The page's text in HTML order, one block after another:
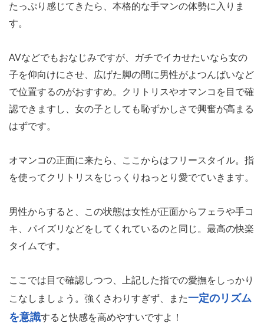
たっぷり感じてきたら、本格的な手マンの体勢に入りま
す。
AVなどでもおなじみですが、ガチでイカせたいなら女の
子を仰向けにさせ、広げた脚の間に男性がよつんばいなど
で位置するのがおすすめ。クリトリスやオマンコを目で確
認できますし、女の子としても恥ずかしさで興奮が高まる
はずです。
オマンコの正面に来たら、ここからはフリースタイル。指
を使ってクリトリスをじっくりねっとり愛でていきます。
男性からすると、この状態は女性が正面からフェラや手コ
キ、パイズリなどをしてくれているのと同じ。最高の快楽
タイムです。
ここでは目で確認しつつ、上記した指での愛撫をしっかり
こなしましょう。強くさわりすぎず、また一定のリズム
を意識すると快感を高めやすいですよ！